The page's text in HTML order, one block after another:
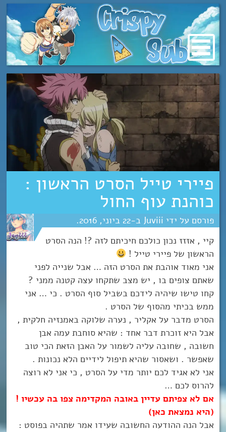
מעבר
לתוכן
פיירי טייל הסרט הראשון :
כוהנת עוף החול
Juviii
22 יוני 2016
קיי , אזזז נכון כולכם חיכיתם לזה ?! הנה הסרט
הראשון של פיירי טייל !
אני מאוד אוהבת את הסרט הזה … אבל שנייה לפני
שאתם צופים בו , יש מצב שתקחו עצה קטנה ממני ?
קחו טישו שיהיה לידכם בשביל סוף הסרט . כי … אני
ממש בכיתי מהסוף של הסרט .
הסרט מדבר על אקליר , נערה שלוקה באמנזיה חלקית ,
אבל היא זוכרת דבר אחד : שהיא סוחבת עמה אבן
חשובה , שחובה עליה לשמור על האבן הזאת הכי טוב
שאפשר . ושאסור שהיא תיפול לידיים הלא נכונות .
אני לא אגיד לכם יותר מדי על הסרט , כי אני לא רוצה
להרוס לכם …
אם לא צפיתם עדיין באובה המקדימה צפו בה עכשיו !
(היא נמצאת כאן)
אבל הנה ההודעה החשובה שעידו אמר שתהיה בפוסט :